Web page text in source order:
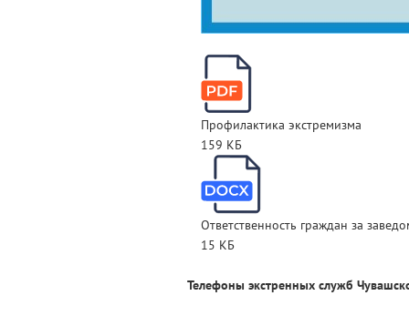
Профилактика экстремизма
159 КБ
Ответственность граждан за
15 КБ
Телефоны экстренных служб